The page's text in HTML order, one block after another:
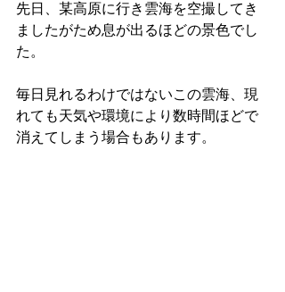
先日、某高原に行き雲海を空撮してき
ましたがため息が出るほどの景色でし
た。
毎日見れるわけではないこの雲海、現
れても天気や環境により数時間ほどで
消えてしまう場合もあります。